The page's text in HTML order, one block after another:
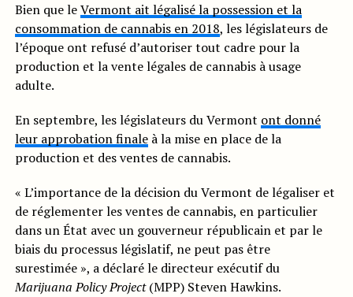
Bien que leVermont ait légalisé la possession et la
consommation de cannabis en 2018, les législateurs de
l’époque ont refusé d’autoriser tout cadre pour la
production et la vente légales de cannabis à usage
adulte.
En septembre, les législateurs du Vermont ont donné
leur approbation finaleà la mise en place de la
production et des ventes de cannabis.
« L’importance de la décision du Vermont de légaliser et
de réglementer les ventes de cannabis, en particulier
dans un État avec un gouverneur républicain et par le
biais du processus législatif, ne peut pas être
surestimée », a déclaré le directeur exécutif du
Marijuana Policy Project(MPP) Steven Hawkins.